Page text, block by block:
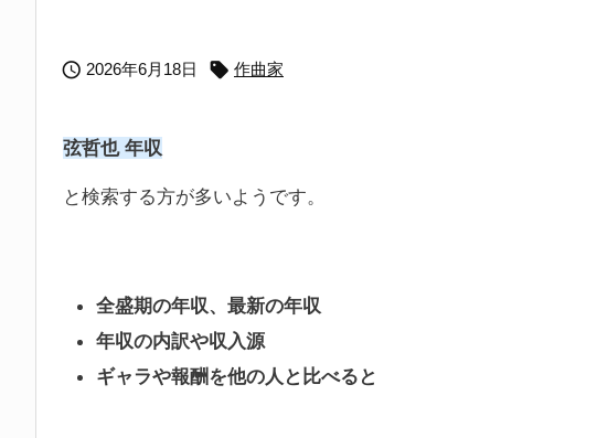
 2026年6月18日  作曲家
弦哲也 年収
と検索する方が多いようです。
全盛期の年収、最新の年収
年収の内訳や収入源
ギャラや報酬を他の人と比べると